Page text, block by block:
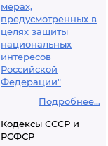
мерах,
предусмотренных в
целях защиты
национальных
интересов
Российской
Федерации"
Подробнее...
Кодексы СССР и
РСФСР